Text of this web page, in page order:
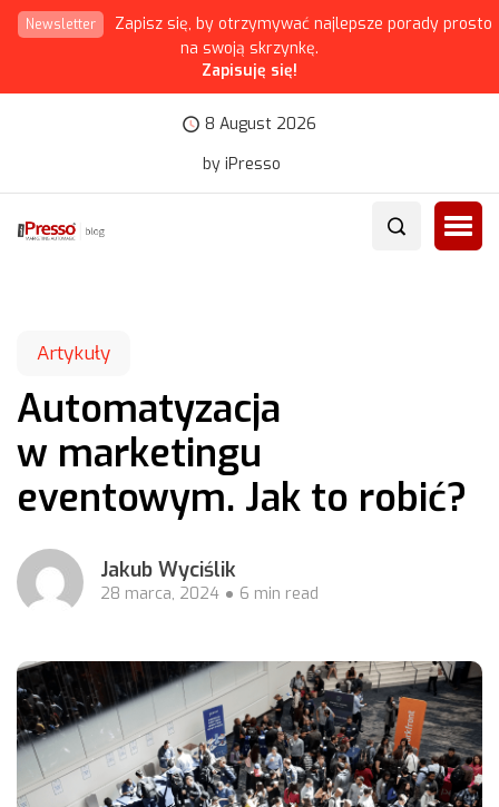
Newsletter
Zapisz się, by otrzymywać najlepsze porady prosto
na swoją skrzynkę.
Zapisuję się!
8 August 2026
by iPresso
Artykuły
Automatyzacja
w marketingu
eventowym. Jak to robić?
Jakub Wyciślik
28 marca, 2024 6 min read